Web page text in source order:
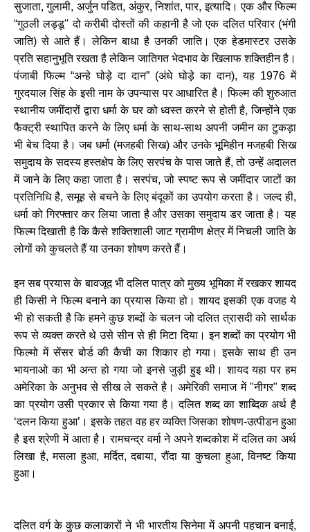
सुजाता, गुलामी, अर्जुन पडित, अंकुर, निशांत, पार, इत्यादि। एक और फिल्म
“गुठली लड्डू'' दो करीबी दोस्तों की कहानी है जो एक दलित परिवार (भंगी
जाति) से आते हैं। लेकिन बाधा है उनकी जाति। एक हेडमास्टर उसके
प्रति सहानुभूति रखता है लेकिन जातिगत भेदभाव के खिलाफ शक्तिहीन है।
पंजाबी फिल्म “अन्हे घोड़े दा दान” (अंधे घोड़े का दान), यह 1976 में
गुरदयाल सिंह के इसी नाम के उपन्यास पर आधारित है। फिल्म की शुरुआत
स्थानीय जमींदारों द्वारा धर्मा के घर को ध्वस्त करने से होती है, जिन्होंने एक
फैक्ट्री स्थापित करने के लिए धर्मा के साथ-साथ अपनी जमीन का टुकड़ा
भी बेच दिया है। जब धर्मा (मजहबी सिख) और उनके भूमिहीन मजहबी सिख
समुदाय के सदस्य हस्तक्षेप के लिए सरपंच के पास जाते हैं, तो उन्हें अदालत
में जाने के लिए कहा जाता है। सरपंच, जो स्पष्ट रूप से जमींदार जाटों का
प्रतिनिधि है, समूह से बचने के लिए बंदूकों का उपयोग करता है। जल्द ही,
धर्मा को गिरफ्तार कर लिया जाता है और उसका समुदाय डर जाता है। यह
फिल्म दिखाती है कि कैसे शक्तिशाली जाट ग्रामीण क्षेत्र में निचली जाति के
लोगों को कुचलते हैं या उनका शोषण करते हैं।
इन सब प्रयास के बावजूद भी दलित पात्र को मुख्य भूमिका में रखकर शायद
ही किसी ने फिल्म बनाने का प्रयास किया हो। शायद इसकी एक वजह ये
भी हो सकती है कि हमने कुछ शब्दों के चलन जो दलित त्रासदी को सार्थक
रूप से व्यक्त करते थे उसे सीन से ही मिटा दिया। इन शब्दों का प्रयोग भी
फिल्मो में सेंसर बोर्ड की कैची का शिकार हो गया। इसके साथ ही उन
भायनाओ का भी अन्त हो गया जो इनसे जुड़ी हुइ थी। शायद यहा पर हम
अमेरिका के अनुभव से सीख ले सकते है। अमेरिकी समाज में "नीगर" शब्द
का प्रयोग उसी प्रकार से किया गया है। दलित शब्‍द का शाब्दिक अर्थ है
‘दलन किया हुआ’। इसके तहत वह हर व्‍यक्ति जिसका शोषण-उत्‍पीडन हुआ
है इस श्रेणी में आता है। रामचन्द्र वर्मा ने अपने शब्‍दकोश में दलित का अर्थ
लिखा है, मसला हुआ, मर्दित, दबाया, रौंदा या कुचला हुआ, विनष्‍ट किया
हुआ।
दलित वर्ग के कुछ कलाकारों ने भी भारतीय सिनेमा में अपनी पहचान बनाई,